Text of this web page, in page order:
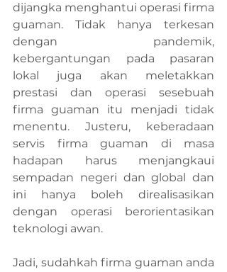
dijangka menghantui operasi firma
guaman. Tidak hanya terkesan
dengan pandemik,
kebergantungan pada pasaran
lokal juga akan meletakkan
prestasi dan operasi sesebuah
firma guaman itu menjadi tidak
menentu. Justeru, keberadaan
servis firma guaman di masa
hadapan harus menjangkaui
sempadan negeri dan global dan
ini hanya boleh direalisasikan
dengan operasi berorientasikan
teknologi awan.
Jadi, sudahkah firma guaman anda